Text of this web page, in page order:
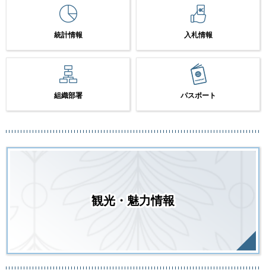
統計情報 入札情報
組織部署 パスポート
観光・魅力情報